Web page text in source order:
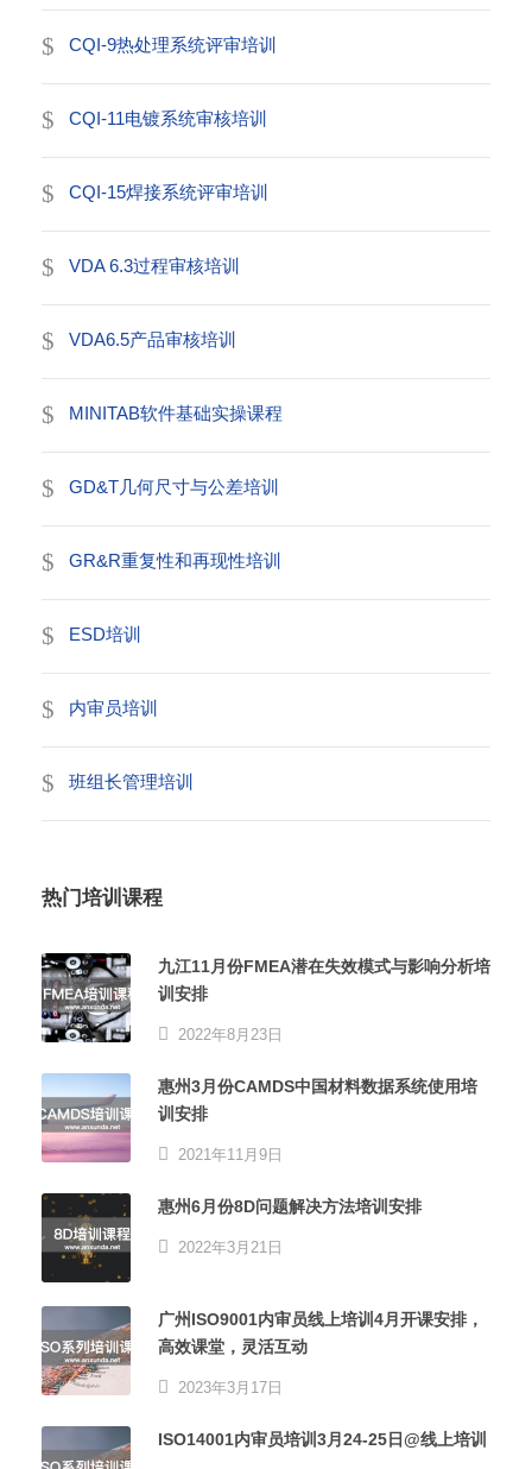
CQI-9热处理系统评审培训
CQI-11电镀系统审核培训
CQI-15焊接系统评审培训
VDA 6.3过程审核培训
VDA6.5产品审核培训
MINITAB软件基础实操课程
GD&T几何尺寸与公差培训
GR&R重复性和再现性培训
ESD培训
内审员培训
班组长管理培训
热门培训课程
九江11月份FMEA潜在失效模式与影响分析培
训安排
2022年8月23日
惠州3月份CAMDS中国材料数据系统使用培
训安排
2021年11月9日
惠州6月份8D问题解决方法培训安排
2022年3月21日
广州ISO9001内审员线上培训4月开课安排，
高效课堂，灵活互动
2023年3月17日
ISO14001内审员培训3月24-25日@线上培训